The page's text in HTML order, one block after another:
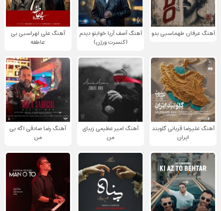
آهنگ عرفان طهماسبی بدو
آهنگ آصف آریا خوابتو دیدم
(کنسرت ورژن)
آهنگ علی لهراسبی بی
عاطفه
آهنگ علیرضا قربانی گلوبند
ایران
آهنگ امیر عظیمی زیبای
من
آهنگ رضا صادقی اگه بی
من